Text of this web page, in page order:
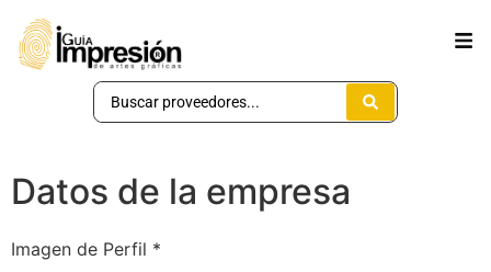
Datos de la empresa
Imagen de Perfil *